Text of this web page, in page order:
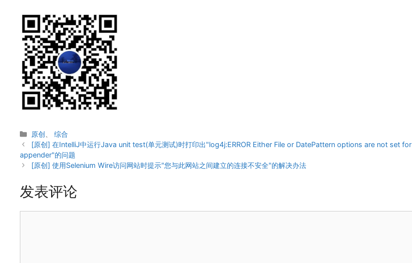
分
类
原创 、综合
[原创] 在IntelliJ中运行Java unit test(单元测试)时打印出"log4j:ERROR Either File or DatePattern options are not set for
appender"的问题
[原创] 使用Selenium Wire访问网站时提示"您与此网站之间建立的连接不安全"的解决办法
发表评论